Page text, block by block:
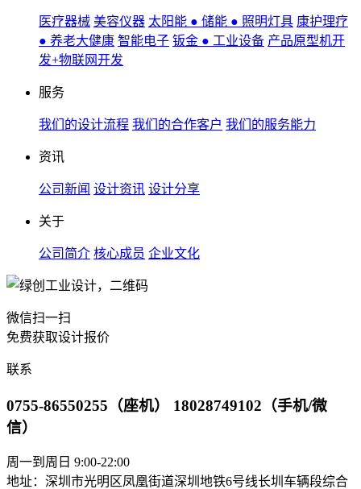
医疗器械 美容仪器 太阳能 ● 储能 ● 照明灯具 康护理疗
● 养老大健康 智能电子 钣金 ● 工业设备 产品原型机开
发+物联网开发
服务
我们的设计流程 我们的合作客户 我们的服务能力
资讯
公司新闻 设计资讯 设计分享
关于
公司简介 核心成员 企业文化
微信扫一扫
免费获取设计报价
联系
0755-86550255（座机） 18028749102（手机/微
信）
周一到周日 9:00-22:00
地址：深圳市光明区凤凰街道深圳地铁6号线长圳车辆段综合